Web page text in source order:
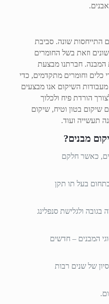
התייחסות שונה. סביבת
וזאת בשל החומרים
חברתנו מבצעת
כלים וחומרים מתקדמים, כדי
השיקום אנו מבצעים
הורדת פיח ולכלוך
בטון וטיח, שיקום
תעשייה ועוד.
מבנים?
כאשר חלקם
בעל תו תקן
ולגלישת סנפלינג
המבנים – חדשים
של שנים רבות